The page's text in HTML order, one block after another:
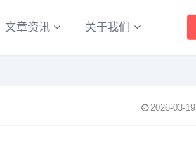
文章资讯 关于我们
2026-03-19